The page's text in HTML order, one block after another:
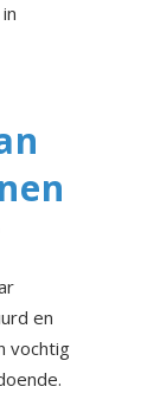
en
vochtig